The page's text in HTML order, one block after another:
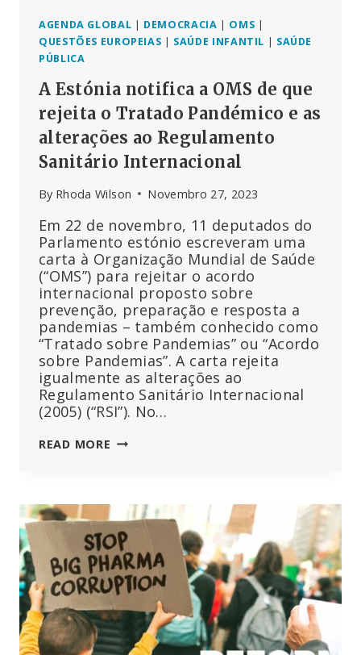
Z
AGENDA GLOBAL | DEMOCRACIA | OMS |
QUESTÕES EUROPEIAS | SAÚDE INFANTIL | SAÚDE
PÚBLICA
A Estónia notifica a OMS de que
rejeita o Tratado Pandémico e as
alterações ao Regulamento
Sanitário Internacional
By Rhoda Wilson Novembro 27, 2023
Em 22 de novembro, 11 deputados do
Parlamento estónio escreveram uma
carta à Organização Mundial de Saúde
(“OMS”) para rejeitar o acordo
internacional proposto sobre
prevenção, preparação e resposta a
pandemias – também conhecido como
“Tratado sobre Pandemias” ou “Acordo
sobre Pandemias”. A carta rejeita
igualmente as alterações ao
Regulamento Sanitário Internacional
(2005) (“RSI”). No…
READ MORE A
OMS
DE
QUE
REJEITA
O
TRATADO
PANDÉMICO
E
AS